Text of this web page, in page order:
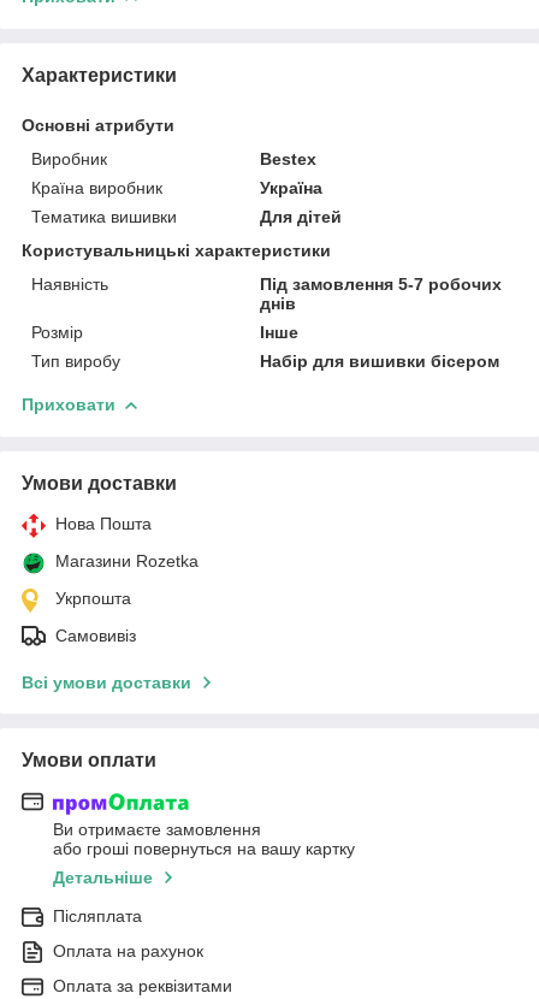
Характеристики
Основні атрибути
Виробник
Bestex
Країна виробник
Україна
Тематика вишивки
Для дітей
Користувальницькі характеристики
Наявність
Під замовлення 5-7 робочих
днів
Розмір
Інше
Тип виробу
Набір для вишивки бісером
Приховати
Умови доставки
Нова Пошта
Магазини Rozetka
Укрпошта
Самовивіз
Всі умови доставки
Умови оплати
Ви отримаєте замовлення
або гроші повернуться на вашу картку
Детальніше
Післяплата
Оплата на рахунок
Оплата за реквізитами